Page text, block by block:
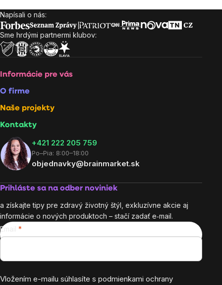
Zápätie
Napísali o nás:
Sme hrdými partnermi klubov:
Informácie pre vás
O firme
Naše projekty
Kontakty
+421 222 205 759
Po–Pia: 8:00–18:00
objednavky@brainmarket.sk
Prihláste sa na odber noviniek
a získajte tipy pre zdravý životný štýl, exkluzívne akcie aj
informácie o nových produktoch – stačí zadať e‑mail.
Email
Vložením e-mailu súhlasíte s podmienkami ochrany